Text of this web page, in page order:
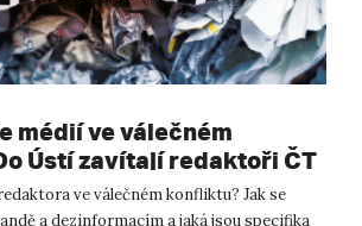
médií ve válečném
Ústí zavítají redaktoři ČT
ve válečném konfliktu? Jak se
a dezinformacím a jaká jsou specifika